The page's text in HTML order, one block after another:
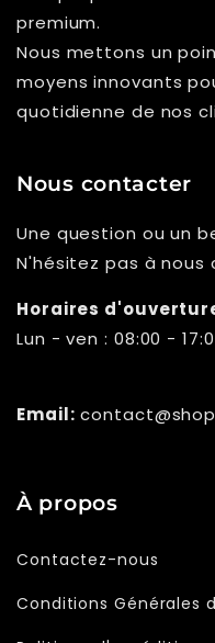
premium.
Nous mettons un
moyens innovants
quotidienne de nos
Nous contacter
Une question ou un
N'hésitez pas à nous
Horaires
Lun - ven : 08:00 -
Email:
À propos
Contactez-nous
Conditions Générales